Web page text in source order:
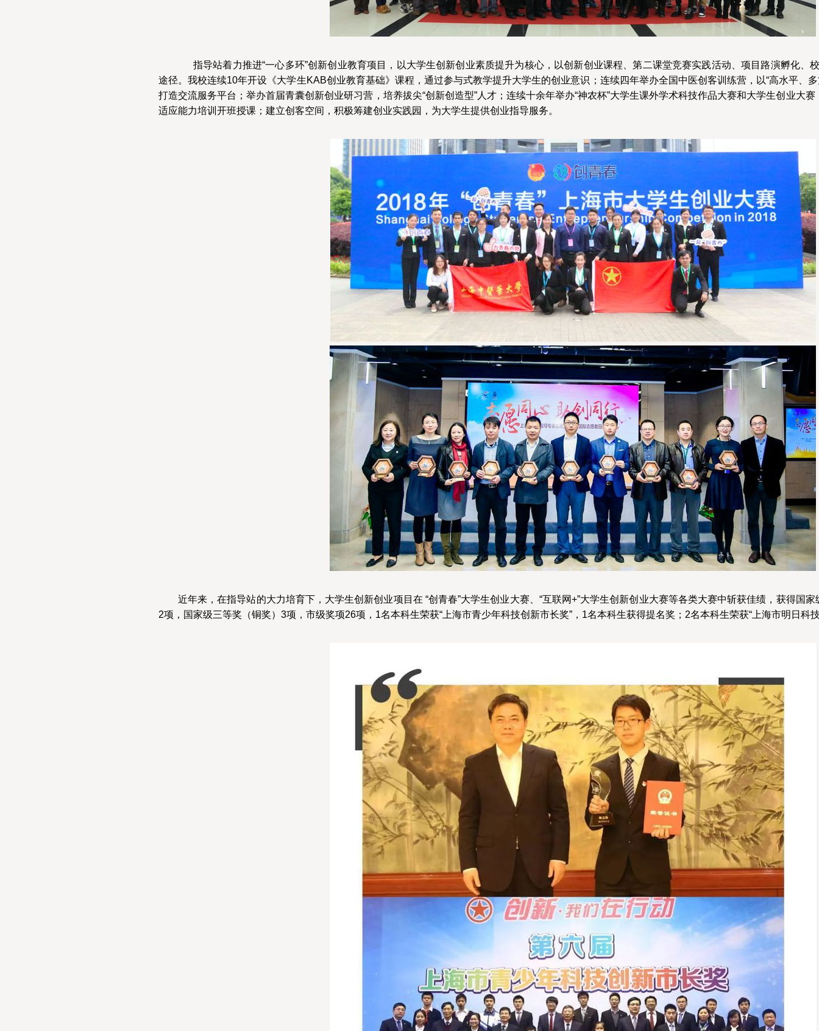
指导站着力推进“一心多环”创新创业教育项目，以大学生创新创业素质提升为核心，以创新创业课程、第二课堂竞赛实践活动、项目路演孵化、
途径。我校连续10年开设《大学生KAB创业教育基础》课程，通过参与式教学提升大学生的创业意识；连续四年举办全国中医创客训练营，以“高水平、
打造交流服务平台；举办首届青囊创新创业研习营，培养拔尖“创新创造型”人才；连续十余年举办“神农杯”大学生课外学术科技作品大赛和大学生创业大
适应能力培训开班授课；建立创客空间，积极筹建创业实践园，为大学生提供创业指导服务。
近年来，在指导站的大力培育下，大学生创新创业项目在 “创青春”大学生创业大赛、“互联网+”大学生创新创业大赛等各类大赛中斩获佳绩，获得国
2项，国家级三等奖（铜奖）3项，市级奖项26项，1名本科生荣获“上海市青少年科技创新市长奖”，1名本科生获得提名奖；2名本科生荣获“上海市明日科